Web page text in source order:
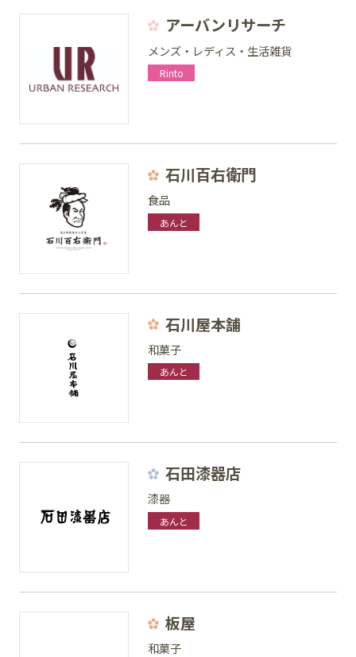
アーバンリサーチ
メンズ・レディス・生活雑貨
Rinto
石川百右衛門
食品
あんと
石川屋本舗
和菓子
あんと
石田漆器店
漆器
あんと
板屋
和菓子